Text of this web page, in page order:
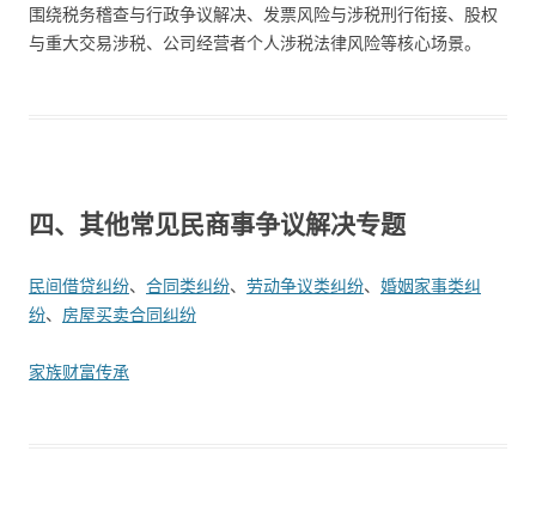
围绕税务稽查与行政争议解决、发票风险与涉税刑行衔接、股权
与重大交易涉税、公司经营者个人涉税法律风险等核心场景。
四、其他常见民商事争议解决专题
民间借贷纠纷、 合同类纠纷、 劳动争议类纠纷、 婚姻家事类纠
纷、 房屋买卖合同纠纷
家族财富传承